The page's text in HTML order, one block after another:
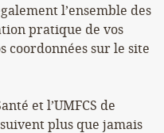
l’ensemble des
pratique de vos
coordonnées sur le site
et l’UMFCS de
plus que jamais